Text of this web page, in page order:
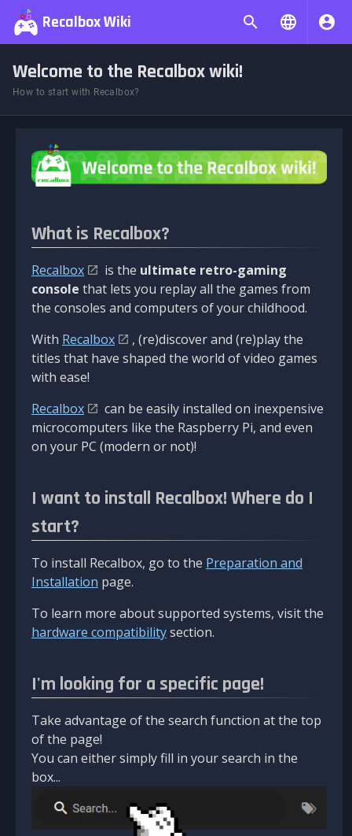
Recalbox Wiki
Welcome to the Recalbox wiki!
How to start with Recalbox?
What is Recalbox?
Recalbox is the ultimate retro-gaming
console that lets you replay all the games from
the consoles and computers of your childhood.
With Recalbox
, (re)discover and (re)play the
titles that have shaped the world of video games
with ease!
Recalbox
can be easily installed on inexpensive
microcomputers like the Raspberry Pi, and even
on your PC (modern or not)!
I want to install Recalbox! Where do I
start?
To install Recalbox, go to the Preparation and
Installation page.
To learn more about supported systems, visit the
hardware compatibilitysection.
I'm looking for a specific page!
Take advantage of the search function at the top
of the page!
You can either simply fill in your search in the
box...